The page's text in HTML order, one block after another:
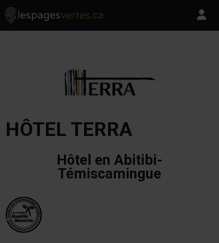
Skip to content
Les Pages Vertes - Go to homepage
HÔTEL TERRA
Hôtel en Abitibi-
Témiscamingue